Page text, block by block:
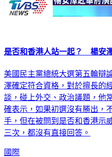
是否和香港人站一起？ 楊安
美國民主黨總統大選第五輪辯
澤確定符合資格，對於擅長的
談，碰上外交、政治議題，他
確表示，如果初選沒有勝出，
手，但在被問到是否和香港示
三次，都沒有直接回答。
國際